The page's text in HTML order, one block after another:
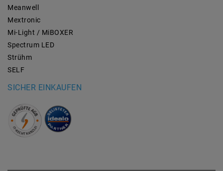
Meanwell
Mextronic
Mi-Light / MiBOXER
Spectrum LED
Strühm
SELF
SICHER EINKAUFEN